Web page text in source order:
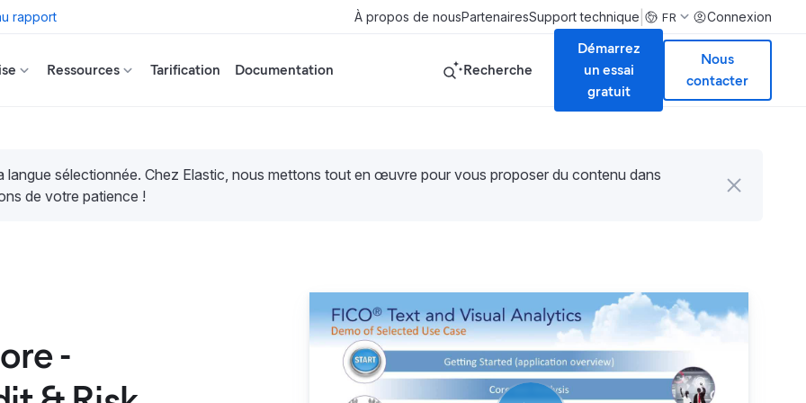
rapport À propos de nousPartenairesSupport technique FR Connexion
Ressources Tarification Documentation Recherche
Démarrez
un essai
gratuit
Nous
contacter
sélectionnée. Chez Elastic, nous mettons tout en œuvre pour vous proposer du contenu dans
de votre patience !
-